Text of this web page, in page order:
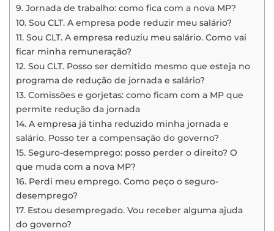
9. Jornada de trabalho: como fica com a nova MP?
10. Sou CLT. A empresa pode reduzir meu salário?
11. Sou CLT. A empresa reduziu meu salário. Como vai
ficar minha remuneração?
12. Sou CLT. Posso ser demitido mesmo que esteja no
programa de redução de jornada e salário?
13. Comissões e gorjetas: como ficam com a MP que
permite redução da jornada
14. A empresa já tinha reduzido minha jornada e
salário. Posso ter a compensação do governo?
15. Seguro-desemprego: posso perder o direito? O
que muda com a nova MP?
16. Perdi meu emprego. Como peço o seguro-
desemprego?
17. Estou desempregado. Vou receber alguma ajuda
do governo?